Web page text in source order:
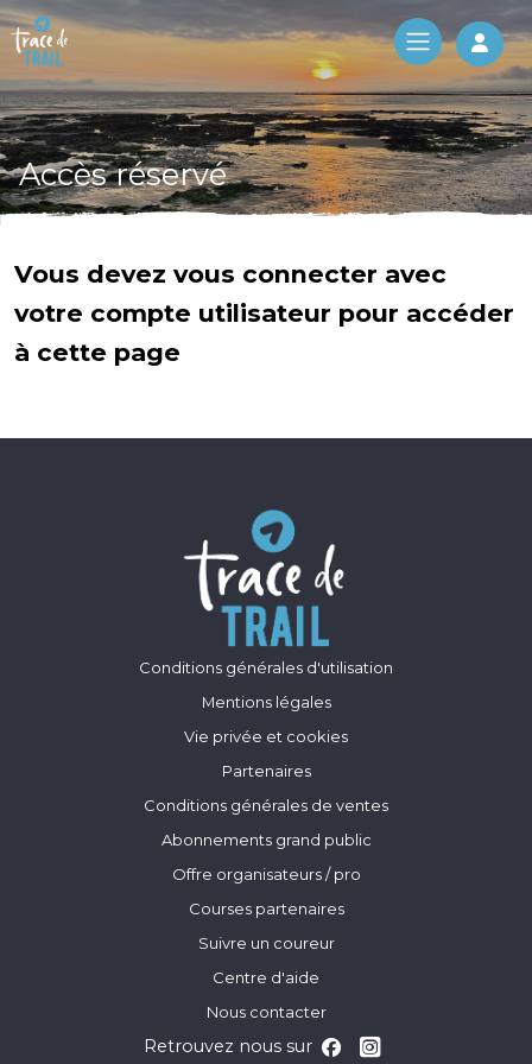
Log
Accès réservé
Vous devez vous connecter avec
votre compte utilisateur pour accéder
à cette page
Conditions générales d'utilisation
Mentions légales
Vie privée et cookies
Partenaires
Conditions générales de ventes
Abonnements grand public
Offre organisateurs / pro
Courses partenaires
Suivre un coureur
Centre d'aide
Nous contacter
Retrouvez nous sur